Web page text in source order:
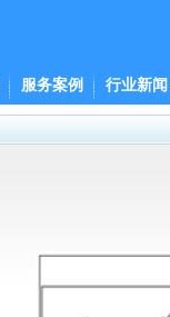
服务案例 行业新闻